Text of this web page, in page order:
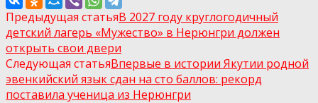
Предыдущая статьяВ 2027 году круглогодичный
детский лагерь «Мужество» в Нерюнгри должен
открыть свои двери
Следующая статьяВпервые в истории Якутии родной
эвенкийский язык сдан на сто баллов: рекорд
поставила ученица из Нерюнгри